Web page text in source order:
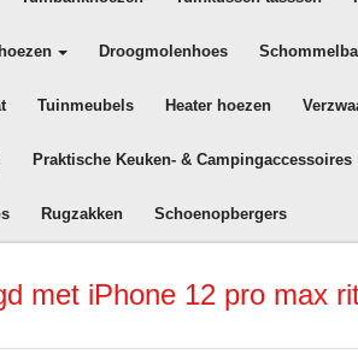
Droogmolenhoes
Tuinmeubels Heater hoezen
Praktische Keuken- & Campingaccessoires
Rugzakken Schoenopbergers
met iPhone 12 pro max